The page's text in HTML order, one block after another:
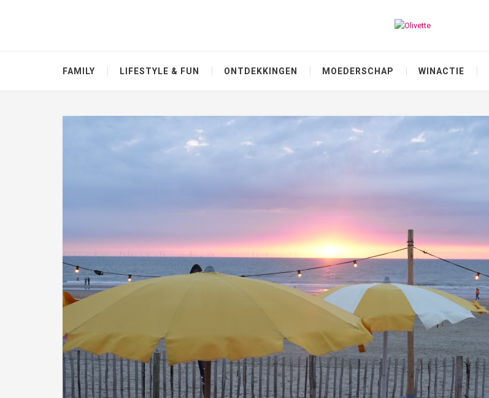
FAMILY LIFESTYLE & FUN ONTDEKKINGEN MOEDERSCHAP WINACTIE